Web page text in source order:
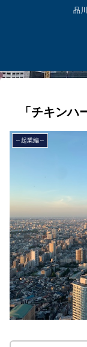
品
「チキンハ
～起業編～